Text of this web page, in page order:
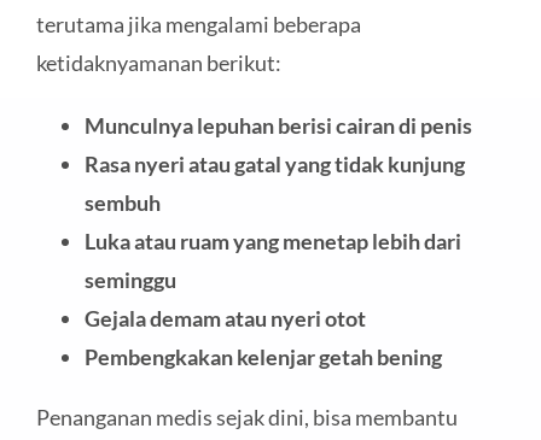
terutama jika mengalami beberapa
ketidaknyamanan berikut:
Munculnya lepuhan berisi cairan di penis
Rasa nyeri atau gatal yang tidak kunjung
sembuh
Luka atau ruam yang menetap lebih dari
seminggu
Gejala demam atau nyeri otot
Pembengkakan kelenjar getah bening
Penanganan medis sejak dini, bisa membantu